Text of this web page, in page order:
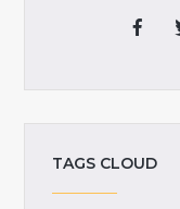
TAGS CLOUD